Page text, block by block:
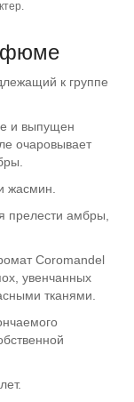
к группе
и выпущен
очаровывает
жасмин.
прелести амбры,
Coromandel
увенчанных
тканями.